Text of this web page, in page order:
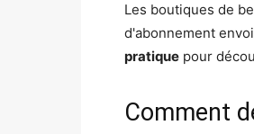
Les boutiques de
d'abonnement
pratique pour
Comment